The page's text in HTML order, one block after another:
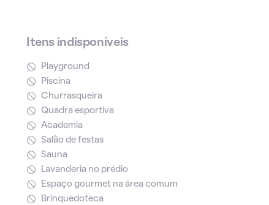
Itens indisponíveis
Playground
Piscina
Churrasqueira
Quadra esportiva
Academia
Salão de festas
Sauna
Lavanderia no prédio
Espaço gourmet na área comum
Brinquedoteca